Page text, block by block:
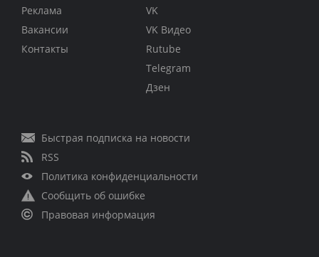
Реклама
Вакансии
Контакты
VK
VK Видео
Rutube
Telegram
Дзен
Быстрая подписка на новости
RSS
Политика конфиденциальности
Сообщить об ошибке
Правовая информация